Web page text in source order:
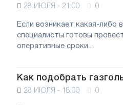
28 ИЮЛЯ - 21:00 0
Если возникает какая-либо
специалисты готовы
оперативные сроки....
Как подобрать
28 ИЮЛЯ - 18:00 0